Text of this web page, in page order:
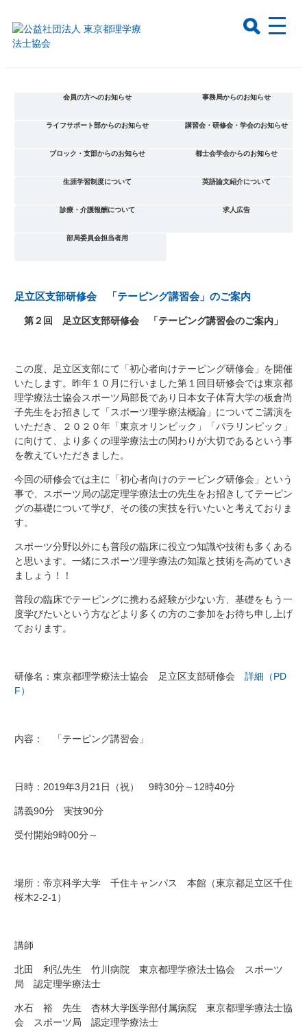
会員の方へのお知らせ 事務局からのお知らせ
ライフサポート部からのお知らせ 講習会・研修会・学会のお知らせ
ブロック・支部からのお知らせ 都士会学会からのお知らせ
生涯学習制度について 英語論文紹介について
診療・介護報酬について 求人広告
部局委員会担当者用
足立区支部研修会 「テーピング講習会」のご案内
第２回 足立区支部研修会 「テーピング講習会のご案内」
この度、足立区支部にて「初心者向けテーピング研修会」を開催
いたします。昨年１０月に行いました第１回目研修会では東京都
理学療法士協会スポーツ局部長であり日本女子体育大学の板倉尚
子先生をお招きして「スポーツ理学療法概論」についてご講演を
いただき、２０２０年「東京オリンピック」「パラリンピック」
に向けて、より多くの理学療法士の関わりが大切であるという事
を教えていただきました。
今回の研修会では主に「初心者向けのテーピング研修会」という
事で、スポーツ局の認定理学療法士の先生をお招きしてテーピン
グの基礎について学び、その後の実技を行いたいと考えておりま
す。
スポーツ分野以外にも普段の臨床に役立つ知識や技術も多くある
と思います。一緒にスポーツ理学療法の知識と技術を高めていき
ましょう！！
普段の臨床でテーピングに携わる経験が少ない方、基礎をもう一
度学びたいという方などより多くの方のご参加をお待ち申し上げ
ております。
研修名：東京都理学療法士協会 足立区支部研修会 詳細（PD
F）
内容： 「テーピング講習会」
日時：2019年3月21日（祝） 9時30分～12時40分
講義90分 実技90分
受付開始9時00分～
場所：帝京科学大学 千住キャンパス 本館（東京都足立区千住
桜木2-2-1）
講師
北田 利弘先生 竹川病院 東京都理学療法士協会 スポーツ
局 認定理学療法士
水石 裕 先生 杏林大学医学部付属病院 東京都理学療法士協
会 スポーツ局 認定理学療法士